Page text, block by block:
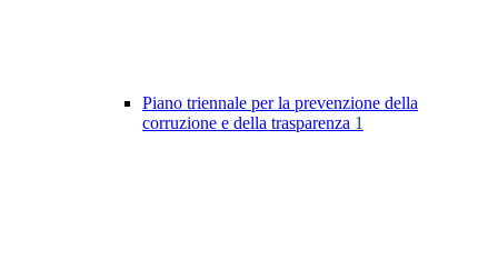
Piano triennale per la prevenzione della
corruzione e della trasparenza 1